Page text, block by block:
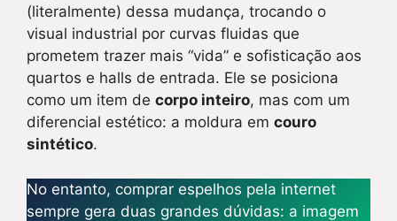
(literalmente) dessa mudança, trocando o
visual industrial por curvas fluidas que
prometem trazer mais “vida” e sofisticação aos
quartos e halls de entrada. Ele se posiciona
como um item de corpo inteiro, mas com um
diferencial estético: a moldura em couro
sintético.
No entanto, comprar espelhos pela internet
sempre gera duas grandes dúvidas: a imagem